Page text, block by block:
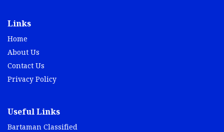
Links
Home
About Us
Contact Us
Privacy Policy
Useful Links
Bartaman Classified